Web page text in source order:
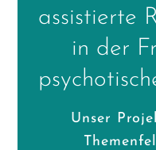
assistierte
in der
Unser